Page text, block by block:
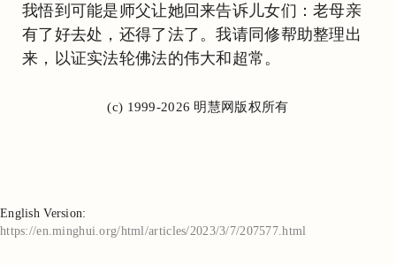
我悟到可能是师父让她回来告诉儿女们：老母亲
有了好去处，还得了法了。我请同修帮助整理出
来，以证实法轮佛法的伟大和超常。
(c) 1999-2026 明慧网版权所有
English Version:
https://en.minghui.org/html/articles/2023/3/7/207577.html